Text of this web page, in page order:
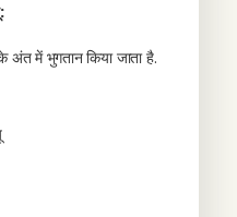
में भुगतान किया जाता है.